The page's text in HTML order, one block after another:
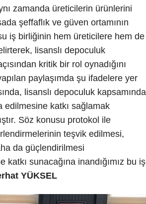
zamanda üreticilerin ürünlerini
şeffaflık ve güven ortamının
iş birliğinin hem üreticilere hem de
lisanslı depoculuk
kritik bir rol oynadığını
paylaşımda şu ifadelere yer
lisanslı depoculuk kapsamında
edilmesine katkı sağlamak
Söz konusu protokol ile
teşvik edilmesi,
da güçlendirilmesi
sunacağına inandığımız bu iş
YÜKSEL